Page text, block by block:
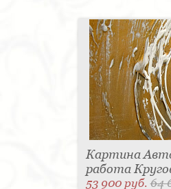
Картина
работа
53 900 руб.64